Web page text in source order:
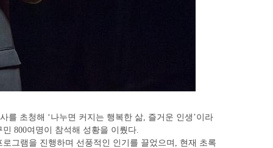
를 초청해 ‘나누면 커지는 행복한 삶, 즐거운 인생 ’이라
민 800여명이 참석해 성황을 이뤘다.
그램을 진행하며 선풍적인 인기를 끌었으며 , 현재 초록